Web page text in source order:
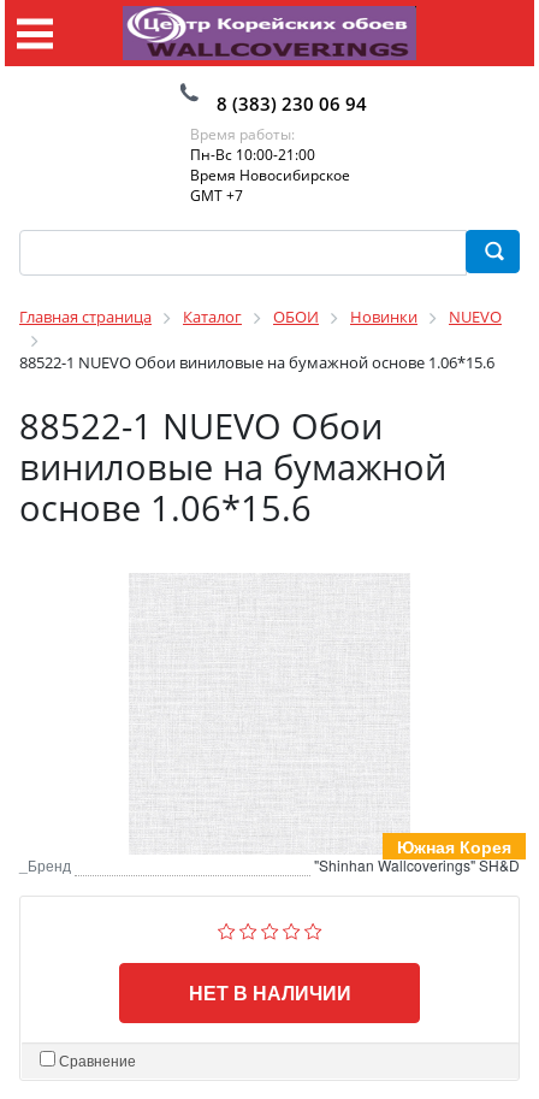
8 (383) 230 06 94
Время работы:
Пн-Вс 10:00-21:00
Время Новосибирское
GMT +7
Главная страница Каталог ОБОИ Новинки NUEVO
88522-1 NUEVO Обои виниловые на бумажной основе 1.06*15.6
88522-1 NUEVO Обои
виниловые на бумажной
основе 1.06*15.6
Южная Корея
_Бренд "Shinhan Wallcoverings" SH&D
НЕТ В НАЛИЧИИ
Сравнение